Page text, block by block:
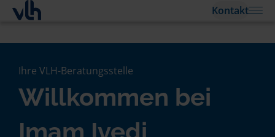
Kontakt
Ihre VLH-Beratungsstelle
Willkommen bei
Imam Ivedi